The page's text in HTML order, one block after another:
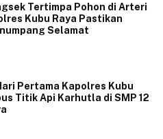
Tertimpa Pohon di Arteri
Kubu Raya Pastikan
Selamat
Pertama Kapolres Kubu
Titik Api Karhutla di SMP 12